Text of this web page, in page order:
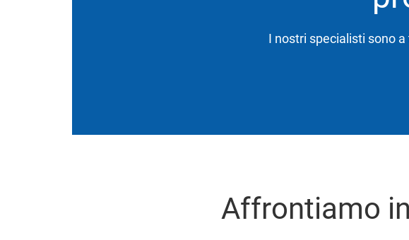
I nostri specialisti sono
Affrontiamo